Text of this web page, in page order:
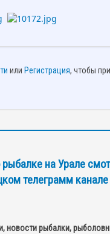
или Регистрация, чтобы
рыбалке на Урале
телеграмм канале
новости рыбалки,